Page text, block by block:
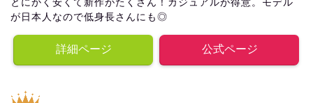
とにかく安くて新作がたくさん！カジュアルが得意。モデル
が日本人なので低身長さんにも◎
詳細ページ 公式ページ